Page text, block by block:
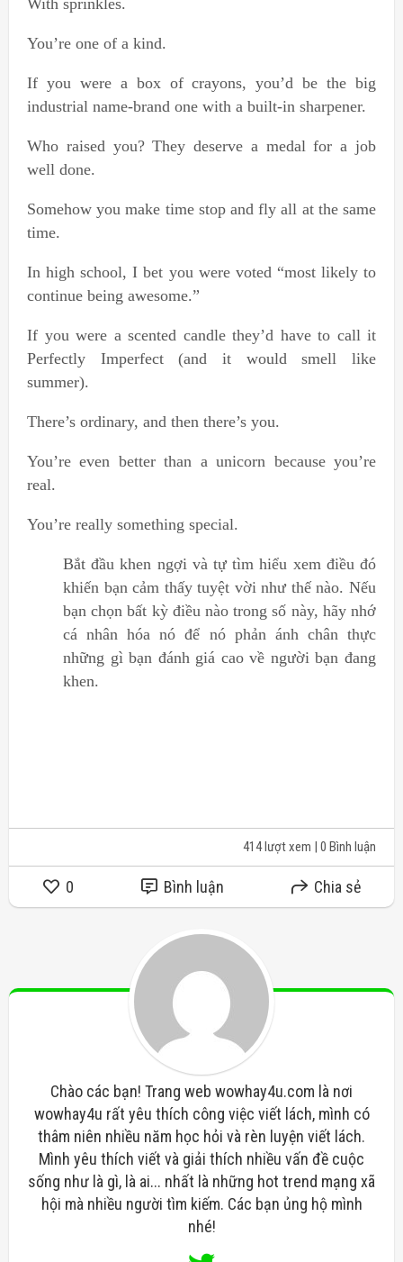
With sprinkles.
You’re one of a kind.
If you were a box of crayons, you’d be the big
industrial name-brand one with a built-in sharpener.
Who raised you? They deserve a medal for a job
well done.
Somehow you make time stop and fly all at the same
time.
In high school, I bet you were voted “most likely to
continue being awesome.”
If you were a scented candle they’d have to call it
Perfectly Imperfect (and it would smell like
summer).
There’s ordinary, and then there’s you.
You’re even better than a unicorn because you’re
real.
You’re really something special.
Bắt đầu khen ngợi và tự tìm hiểu xem điều đó
khiến bạn cảm thấy tuyệt vời như thế nào. Nếu
bạn chọn bất kỳ điều nào trong số này, hãy nhớ
cá nhân hóa nó để nó phản ánh chân thực
những gì bạn đánh giá cao về người bạn đang
khen.
414 lượt xem | 0 Bình luận
0 Bình luận Chia sẻ
Chào các bạn! Trang web wowhay4u.com là nơi
wowhay4u rất yêu thích công việc viết lách, mình có
thâm niên nhiều năm học hỏi và rèn luyện viết lách.
Mình yêu thích viết và giải thích nhiều vấn đề cuộc
sống như là gì, là ai... nhất là những hot trend mạng xã
hội mà nhiều người tìm kiếm. Các bạn ủng hộ mình
nhé!